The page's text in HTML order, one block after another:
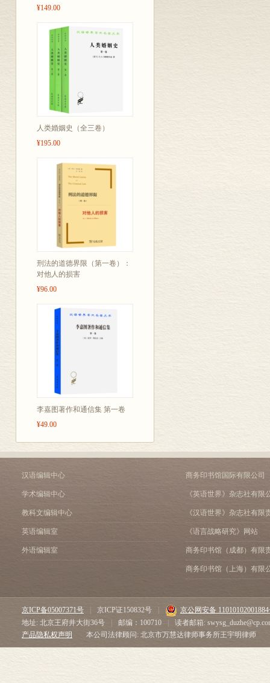
¥149.00
人类婚姻史（全三卷）
¥195.00
刑法的道德界限（第一卷）：
对他人的损害
¥96.00
李嘉图著作和通信集 第一卷
¥49.00
汉语编辑中心
学术编辑中心
教科文编辑中心
英语编辑室
外语编辑室
商务印书馆国际有限公司
《英语世界》杂志社有限
《汉语世界》杂志社有限
《语言战略研究》网站
商务印书馆（成都）有限
商务印书馆（上海）有限
京ICP备05007371号 京ICP证150832号
京公网安备
地址: 北京王府井大街36号
邮编：100710
读者邮箱:
产品隐私权声明
本公司法律顾问: 北京市万慧达律师事务所王宇明律师